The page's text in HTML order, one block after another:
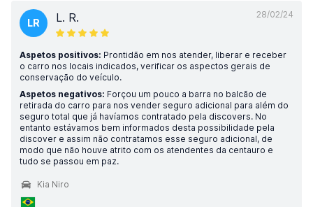
28/02/24
LR L. R.
Aspetos positivos: Prontidão em nos atender, liberar e receber
o carro nos locais indicados, verificar os aspectos gerais de
conservação do veículo.
Aspetos negativos: Forçou um pouco a barra no balcão de
retirada do carro para nos vender seguro adicional para além do
seguro total que já havíamos contratado pela discovers. No
entanto estávamos bem informados desta possibilidade pela
discover e assim não contratamos esse seguro adicional, de
modo que não houve atrito com os atendentes da centauro e
tudo se passou em paz.
Kia Niro